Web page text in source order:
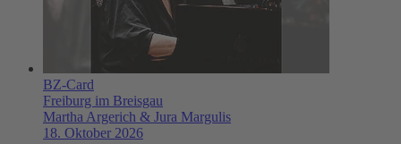
BZ-Card
Freiburg im Breisgau
Martha Argerich & Jura Margulis
18. Oktober 2026